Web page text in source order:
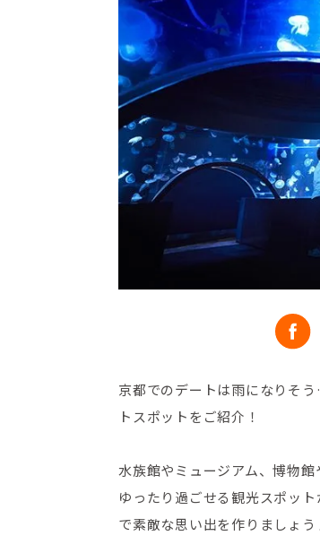
京都でのデートは雨になりそ
トスポットをご紹介！
水族館やミュージアム、博物
ゆったり過ごせる観光スポッ
で素敵な思い出を作りましょ